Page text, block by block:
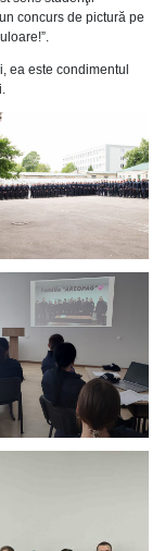
concurs de pictură pe
ea este condimentul